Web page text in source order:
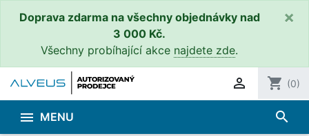
Doprava zdarma na všechny objednávky nad
3 000 Kč.
Všechny probíhající akce najdete zde.
×
 shopping_cart (0)
 MENU search